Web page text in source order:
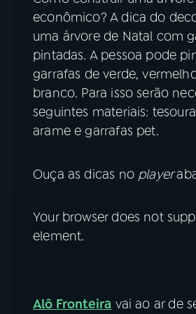
econômico? A dica do
uma árvore de Natal com
pintadas. A pessoa pode
garrafas de verde,
branco. Para isso serão
seguintes materiais:
arame e garrafas pet.
Ouça as dicas no player
Your browser does not
element.
Alô Fronteira vai ao ar de